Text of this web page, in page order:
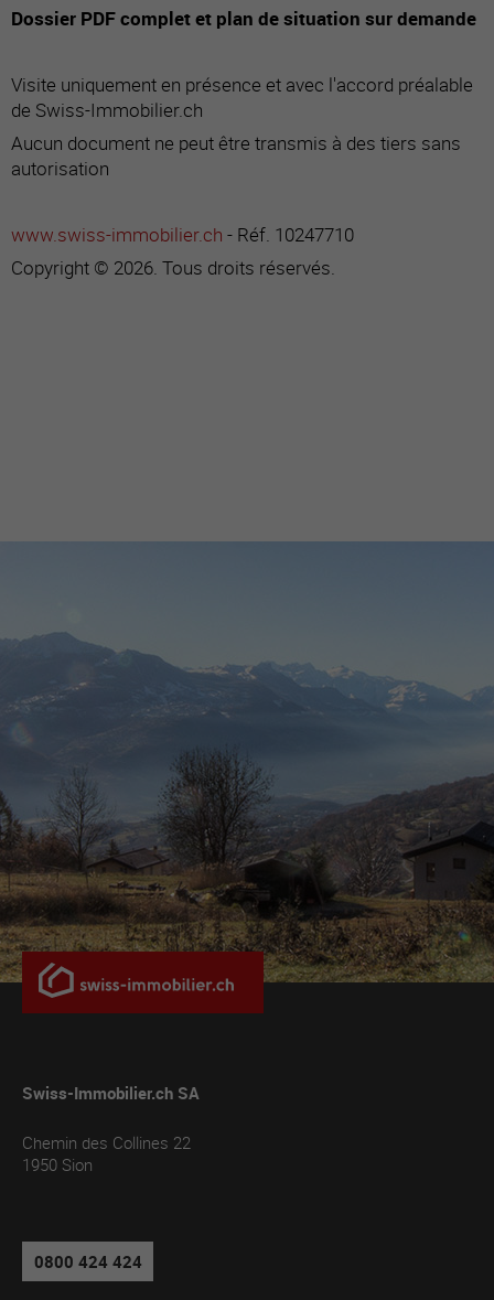
Dossier PDF complet et plan de situation sur demande
Visite uniquement en présence et avec l'accord préalable
de Swiss-Immobilier.ch
Aucun document ne peut être transmis à des tiers sans
autorisation
www.swiss-immobilier.ch - Réf. 10247710
Copyright © 2026. Tous droits réservés.
Swiss-Immobilier.ch SA
Chemin des Collines 22
1950 Sion
0800 424 424